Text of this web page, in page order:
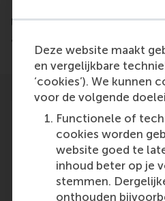
Deze website maakt
en vergelijkbare
‘cookies’). We kunnen
voor de volgende
Functionele of
cookies worden
website goed te
inhoud beter op je
stemmen.
onthouden
University Nijmegen have
activity underlying social
Participants
Vasily